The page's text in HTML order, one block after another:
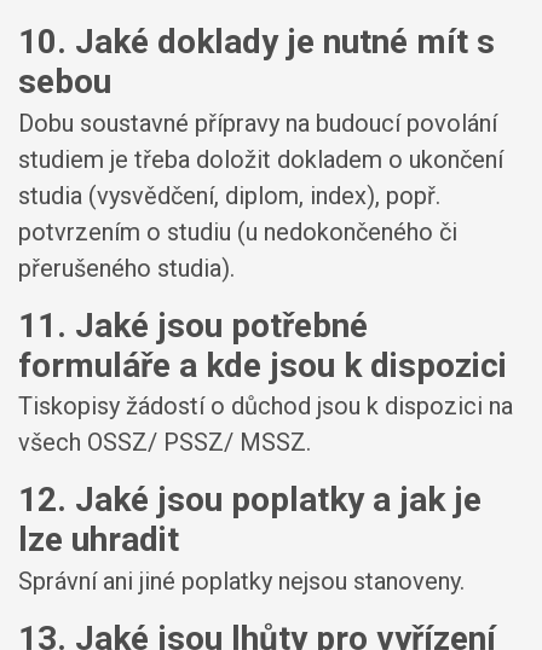
10. Jaké doklady je nutné mít s
sebou
Dobu soustavné přípravy na budoucí povolání
studiem je třeba doložit dokladem o ukončení
studia (vysvědčení, diplom, index), popř.
potvrzením o studiu (u nedokončeného či
přerušeného studia).
11. Jaké jsou potřebné
formuláře a kde jsou k dispozici
Tiskopisy žádostí o důchod jsou k dispozici na
všech OSSZ/ PSSZ/ MSSZ.
12. Jaké jsou poplatky a jak je
lze uhradit
Správní ani jiné poplatky nejsou stanoveny.
13. Jaké jsou lhůty pro vyřízení